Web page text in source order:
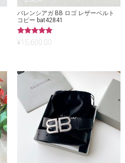
バレンシアガ BB ロゴ レザーベルト
コピー bat42841
5段階中
5.00
¥15,600.00